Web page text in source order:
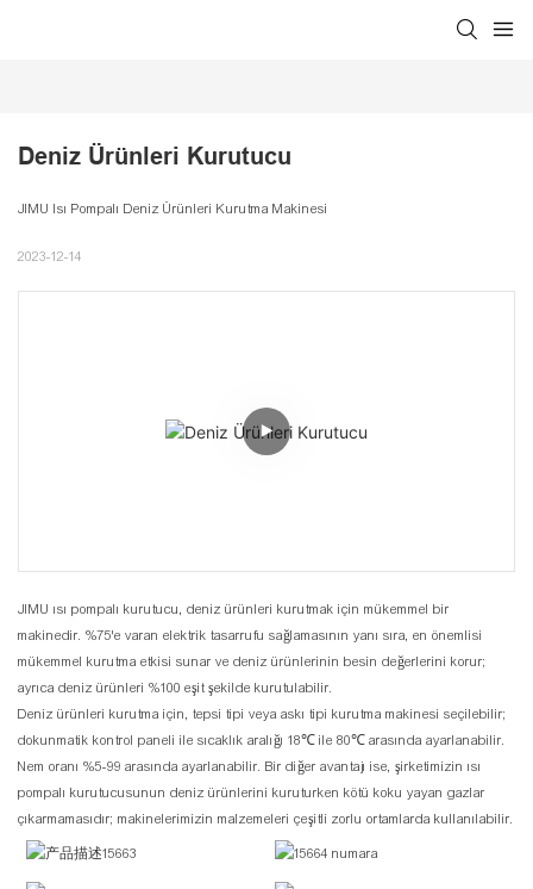
Deniz Ürünleri Kurutucu
JIMU Isı Pompalı Deniz Ürünleri Kurutma Makinesi
2023-12-14
JIMU ısı pompalı kurutucu, deniz ürünleri kurutmak için mükemmel bir
makinedir. %75'e varan elektrik tasarrufu sağlamasının yanı sıra, en önemlisi
mükemmel kurutma etkisi sunar ve deniz ürünlerinin besin değerlerini korur;
ayrıca deniz ürünleri %100 eşit şekilde kurutulabilir.
Deniz ürünleri kurutma için, tepsi tipi veya askı tipi kurutma makinesi seçilebilir;
dokunmatik kontrol paneli ile sıcaklık aralığı 18℃ ile 80℃ arasında ayarlanabilir.
Nem oranı %5-99 arasında ayarlanabilir. Bir diğer avantajı ise, şirketimizin ısı
pompalı kurutucusunun deniz ürünlerini kuruturken kötü koku yayan gazlar
çıkarmamasıdır; makinelerimizin malzemeleri çeşitli zorlu ortamlarda kullanılabilir.